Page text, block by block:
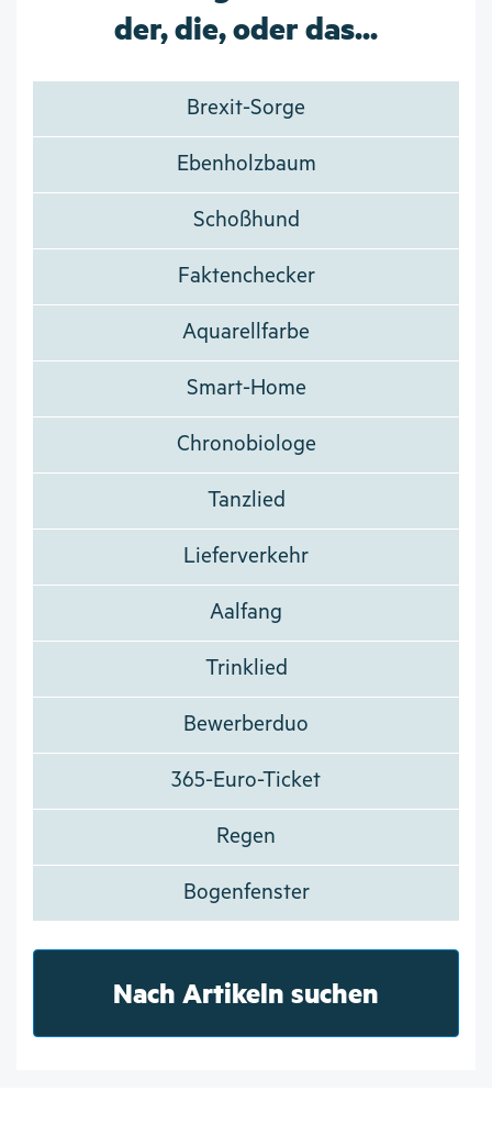
der, die, oder das...
Brexit-Sorge
Ebenholzbaum
Schoßhund
Faktenchecker
Aquarellfarbe
Smart-Home
Chronobiologe
Tanzlied
Lieferverkehr
Aalfang
Trinklied
Bewerberduo
365-Euro-Ticket
Regen
Bogenfenster
Nach Artikeln suchen